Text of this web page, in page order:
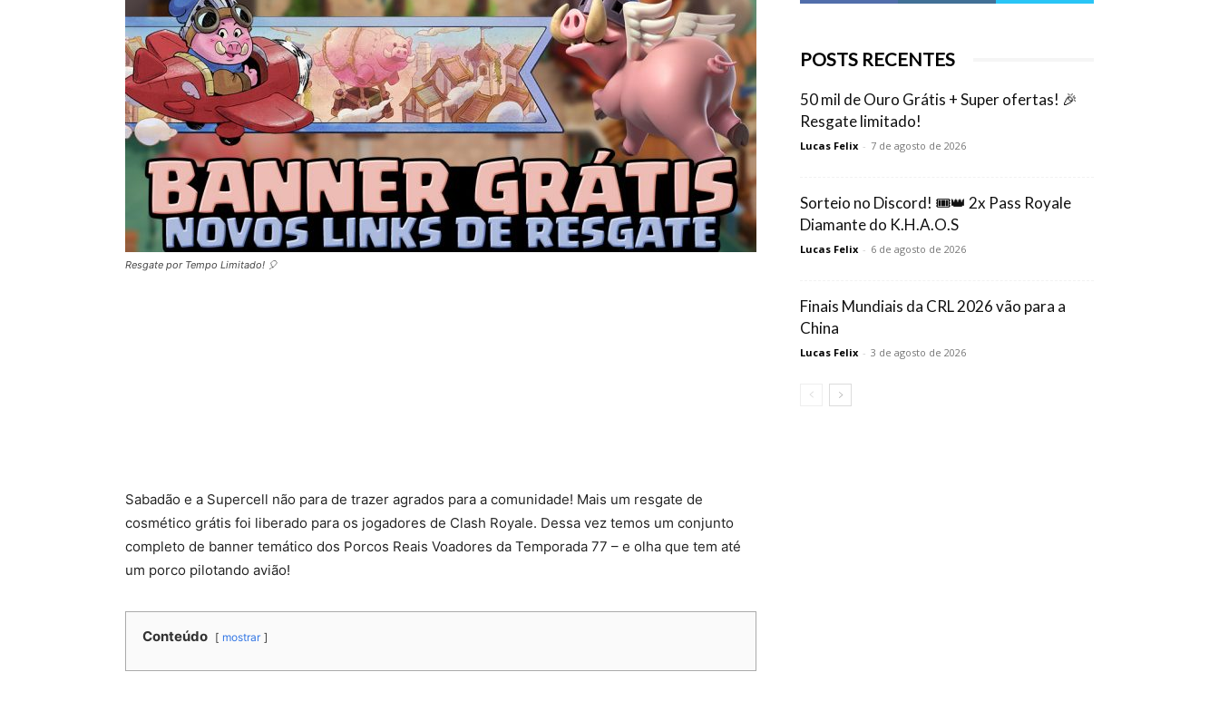
Resgate por Tempo Limitado! 🎈
Sabadão e a Supercell não para de trazer agrados para a comunidade! Mais um resgate de
cosmético grátis foi liberado para os jogadores de Clash Royale. Dessa vez temos um conjunto
completo de banner temático dos Porcos Reais Voadores da Temporada 77 – e olha que tem até
um porco pilotando avião!​
Conteúdo mostrar
POSTS RECENTES
50 mil de Ouro Grátis + Super ofertas! 🎉
Resgate limitado!
Lucas Felix - 7 de agosto de 2026
Sorteio no Discord! 🎟️👑 2x Pass Royale
Diamante do K.H.A.O.S
Lucas Felix - 6 de agosto de 2026
Finais Mundiais da CRL 2026 vão para a
China
Lucas Felix - 3 de agosto de 2026